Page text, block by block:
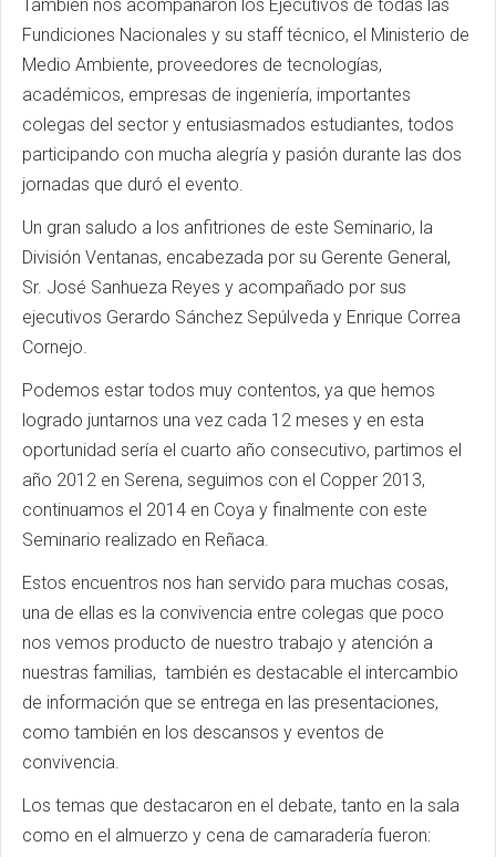
También nos acompañaron los Ejecutivos de todas las
Fundiciones Nacionales y su staff técnico, el Ministerio de
Medio Ambiente, proveedores de tecnologías,
académicos, empresas de ingeniería, importantes
colegas del sector y entusiasmados estudiantes, todos
participando con mucha alegría y pasión durante las dos
jornadas que duró el evento.
Un gran saludo a los anfitriones de este Seminario, la
División Ventanas, encabezada por su Gerente General,
Sr. José Sanhueza Reyes y acompañado por sus
ejecutivos Gerardo Sánchez Sepúlveda y Enrique Correa
Cornejo.
Podemos estar todos muy contentos, ya que hemos
logrado juntarnos una vez cada 12 meses y en esta
oportunidad sería el cuarto año consecutivo, partimos el
año 2012 en Serena, seguimos con el Copper 2013,
continuamos el 2014 en Coya y finalmente con este
Seminario realizado en Reñaca.
Estos encuentros nos han servido para muchas cosas,
una de ellas es la convivencia entre colegas que poco
nos vemos producto de nuestro trabajo y atención a
nuestras familias, también es destacable el intercambio
de información que se entrega en las presentaciones,
como también en los descansos y eventos de
convivencia.
Los temas que destacaron en el debate, tanto en la sala
como en el almuerzo y cena de camaradería fueron: